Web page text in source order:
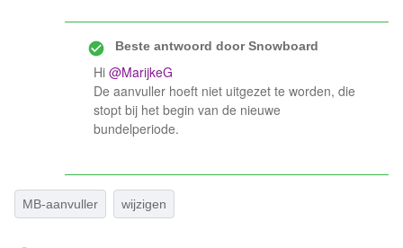
Beste antwoord doorSnowboard
Hi @MarijkeG
De aanvuller hoeft niet uitgezet te worden, die
stopt bij het begin van de nieuwe
bundelperiode.
MB-aanvuller wijzigen